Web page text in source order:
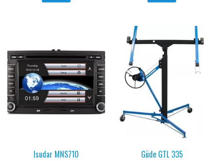
Isudar MNS710 Güde GTL 335